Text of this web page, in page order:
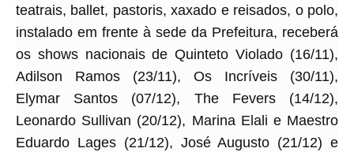
teatrais, ballet, pastoris, xaxado e reisados, o polo,
instalado em frente à sede da Prefeitura, receberá
os shows nacionais de Quinteto Violado (16/11),
Adilson Ramos (23/11), Os Incríveis (30/11),
Elymar Santos (07/12), The Fevers (14/12),
Leonardo Sullivan (20/12), Marina Elali e Maestro
Eduardo Lages (21/12), José Augusto (21/12) e